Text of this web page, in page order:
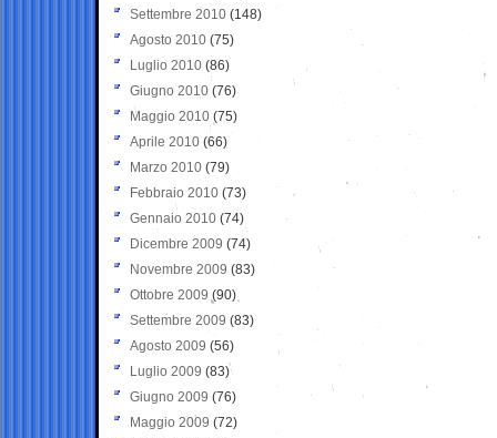
Settembre 2010 (148)
Agosto 2010 (75)
Luglio 2010 (86)
Giugno 2010 (76)
Maggio 2010 (75)
Aprile 2010 (66)
Marzo 2010 (79)
Febbraio 2010 (73)
Gennaio 2010 (74)
Dicembre 2009 (74)
Novembre 2009 (83)
Ottobre 2009 (90)
Settembre 2009 (83)
Agosto 2009 (56)
Luglio 2009 (83)
Giugno 2009 (76)
Maggio 2009 (72)